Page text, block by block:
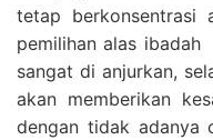
tetap berkonsentrasi
pemilihan alas
sangat di anjurkan,
akan memberikan
dengan tidak adanya